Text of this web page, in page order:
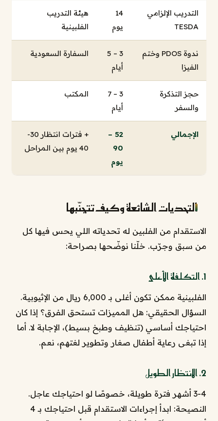
التدريب الإلزامي
TESDA
14
يوم
هيئة التدريب
الفلبينية
ندوة PDOS وختم
الفيزا
3 – 5
أيام
السفارة السعودية
حجز التذكرة
والسفر
3 – 7
أيام
المكتب
الإجمالي
52 –
90
يوم
+ فترات انتظار 30-
40 يوم بين المراحل
التحديات الشائعة وكيف تتجنّبها
الاستقدام من الفلبين له تحدياته اللي يحس فيها كل
من سبق وجرّب. خلّنا نوضّحها بصراحة:
1. التكلفة الأعلى
الفلبينية ممكن تكون أغلى بـ 6,000 ريال من الإثيوبية.
السؤال الحقيقي: هل المميزات تستحق الفرق؟ إذا كان
احتياجك أساسي (تنظيف وطبخ بسيط)، الإجابة لا. أما
إذا تبغى رعاية أطفال صغار وتطوير لغتهم، نعم.
2. الانتظار الطويل
3-4 أشهر فترة طويلة، خصوصًا لو احتياجك عاجل.
النصيحة: ابدأ إجراءات الاستقدام قبل احتياجك بـ 4